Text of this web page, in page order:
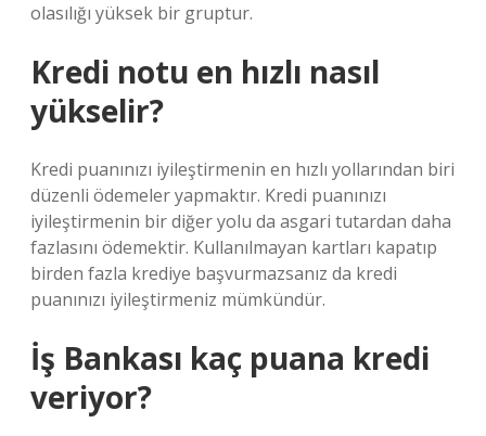
olasılığı yüksek bir gruptur.
Kredi notu en hızlı nasıl
yükselir?
Kredi puanınızı iyileştirmenin en hızlı yollarından biri
düzenli ödemeler yapmaktır. Kredi puanınızı
iyileştirmenin bir diğer yolu da asgari tutardan daha
fazlasını ödemektir. Kullanılmayan kartları kapatıp
birden fazla krediye başvurmazsanız da kredi
puanınızı iyileştirmeniz mümkündür.
İş Bankası kaç puana kredi
veriyor?